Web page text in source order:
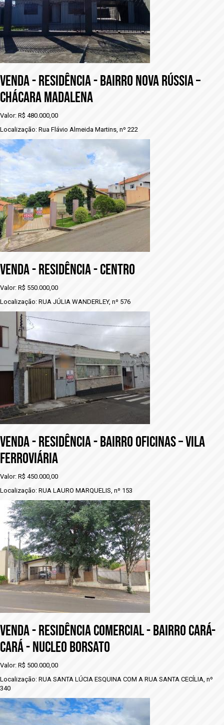
vENDA - RESIDÊNCIA - BAIRRO NOVA RÚSSIA –
CHÁCARA MADALENA
Valor: R$ 480.000,00
Localização: Rua Flávio Almeida Martins, nº 222
VENDA - rESIDÊNCIA - CENTRO
Valor: R$ 550.000,00
Localização: RUA JÚLIA WANDERLEY, nº 576
VENDA - rESIDÊNCIA - BAIRRO OFICINAS – VILA
FERROVIÁRIA
Valor: R$ 450.000,00
Localização: RUA LAURO MARQUELIS, nº 153
VENDA - rESIDÊNCIA COMERCIAL - BAIRRO CARÁ-
CARÁ - NUCLEO BORSATO
Valor: R$ 500.000,00
Localização: RUA SANTA LÚCIA ESQUINA COM A RUA SANTA CECÍLIA, nº
340